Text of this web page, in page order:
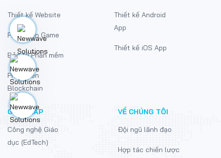
Thiết kế Website
Phát triển Game
Bảo trì Phần mềm
Phát triển
Blockchain
Thiết kế Android
App
Thiết kế iOS App
GIẢI PHÁP
Công nghệ Giáo
dục (EdTech)
VỀ CHÚNG TÔI
Đội ngũ lãnh đạo
Hợp tác chiến lược